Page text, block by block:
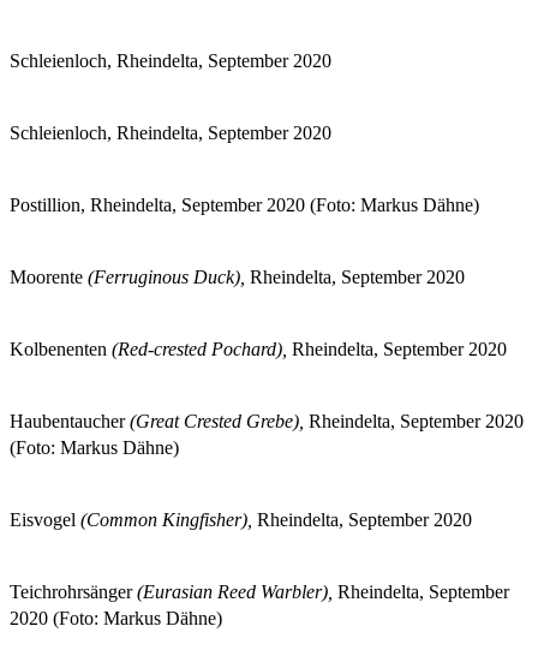
Schleienloch, Rheindelta, September 2020
Schleienloch, Rheindelta, September 2020
Postillion, Rheindelta, September 2020 (Foto: Markus Dähne)
Moorente (Ferruginous Duck), Rheindelta, September 2020
Kolbenenten (Red-crested Pochard), Rheindelta, September 2020
Haubentaucher(Great Crested Grebe), Rheindelta, September 2020
(Foto: Markus Dähne)
Eisvogel (Common Kingfisher), Rheindelta, September 2020
Teichrohrsänger(Eurasian Reed Warbler), Rheindelta, September
2020 (Foto: Markus Dähne)